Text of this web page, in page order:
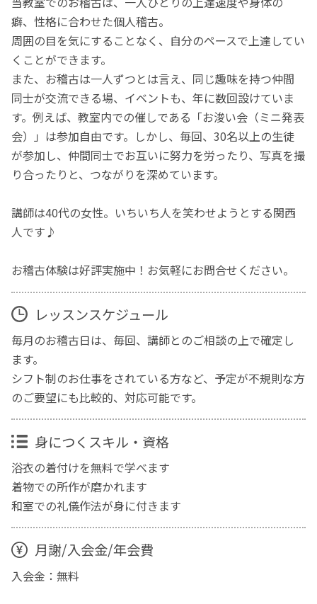
癖、性格に合わせた個人稽古。
周囲の目を気にすることなく、自分のペースで上達してい
くことができます。
また、お稽古は一人ずつとは言え、同じ趣味を持つ仲間
同士が交流できる場、イベントも、年に数回設けていま
す。例えば、教室内での催しである「お浚い会（ミニ発表
会）」は参加自由です。しかし、毎回、30名以上の生徒
が参加し、仲間同士でお互いに努力を労ったり、写真を撮
り合ったりと、つながりを深めています。
講師は40代の女性。いちいち人を笑わせようとする関西
人です♪
お稽古体験は好評実施中！お気軽にお問合せください。
レッスンスケジュール
毎月のお稽古日は、毎回、講師とのご相談の上で確定し
ます。
シフト制のお仕事をされている方など、予定が不規則な方
のご要望にも比較的、対応可能です。
身につくスキル・資格
浴衣の着付けを無料で学べます
着物での所作が磨かれます
和室での礼儀作法が身に付きます
月謝/入会金/年会費
入会金：無料